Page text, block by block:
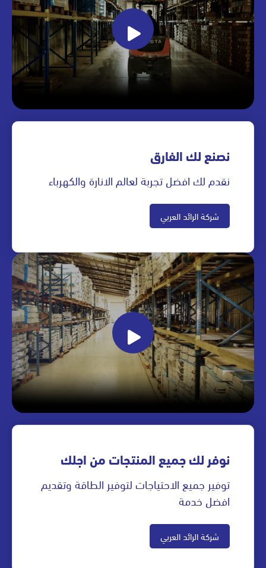
نصنع لك الفارق
نقدم لك افضل تجربة لعالم الانارة والكهرباء
شركة الرائد العربي
نوفر لك جميع المنتجات من اجلك
توفير جميع الاحتياجات لتوفير الطاقة وتقديم
افضل خدمة
شركة الرائد العربي